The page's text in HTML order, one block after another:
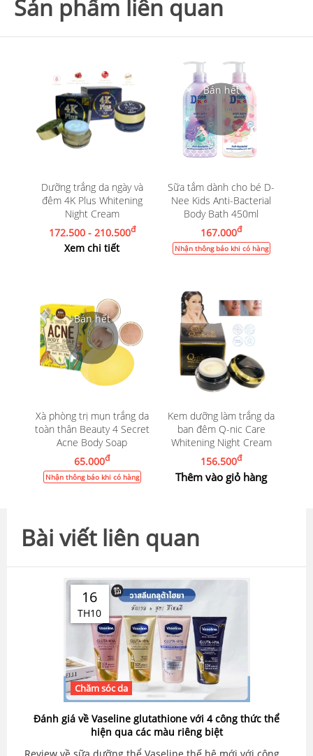
Sản phẩm liên quan
Dưỡng trắng da ngày và
đêm 4K Plus Whitening
Night Cream
172.500 - 210.500đ
Xem chi tiết
Sữa tắm dành cho bé D-
Nee Kids Anti-Bacterial
Body Bath 450ml
167.000đ
Nhận thông báo khi có hàng
Xà phòng trị mụn trắng da
toàn thân Beauty 4 Secret
Acne Body Soap
65.000đ
Nhận thông báo khi có hàng
Kem dưỡng làm trắng da
ban đêm Q-nic Care
Whitening Night Cream
156.500đ
Thêm vào giỏ hàng
Bài viết liên quan
16
TH10
Chăm sóc da
Đánh giá về Vaseline glutathione với 4 công thức thể
hiện qua các màu riêng biệt